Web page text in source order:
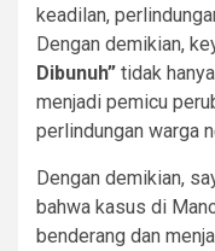
keadilan,
Dengan demikian,
Dibunuh” tidak
menjadi pemicu
perlindungan warga
Dengan demikian,
bahwa kasus di
benderang dan